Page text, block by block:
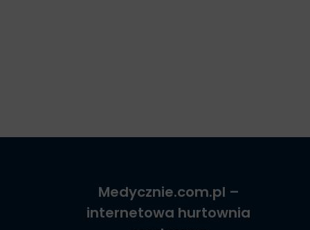
Medycznie.com.pl –
internetowa hurtownia